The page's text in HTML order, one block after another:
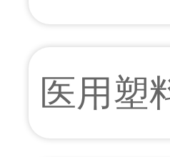
医用塑